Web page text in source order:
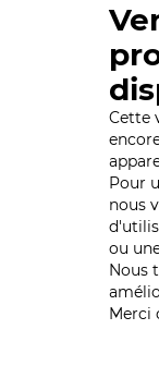
Cette
Pour
nous
ou
Nous
Merci